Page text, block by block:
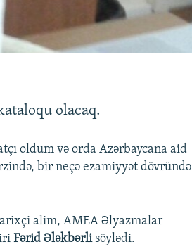
olacaq.
oldum və orda Azərbaycana aid
bir neçə ezamiyyət dövründə
alim, AMEA Əlyazmalar
Fərid Ələkbərlisöylədi.